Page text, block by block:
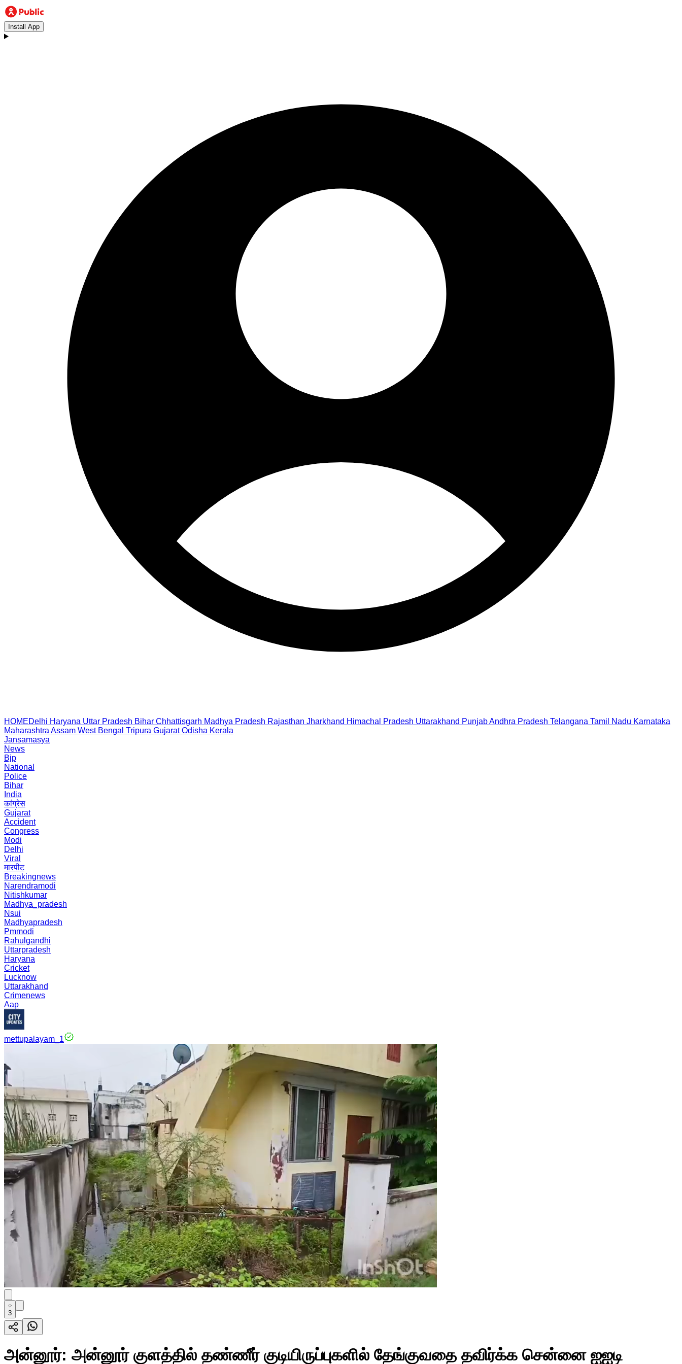
Install App
HOMEDelhi Haryana Uttar Pradesh Bihar Chhattisgarh Madhya Pradesh Rajasthan Jharkhand Himachal Pradesh Uttarakhand PunjabAndhra Pradesh Telangana Tamil Nadu Karnataka
Maharashtra Assam West Bengal Tripura Gujarat Odisha Kerala
Jansamasya
News
Bjp
National
Police
Bihar
India
कांग्रेस
Gujarat
Accident
Congress
Modi
Delhi
Viral
मारपीट
Breakingnews
Narendramodi
Nitishkumar
Madhya_pradesh
Nsui
Madhyapradesh
Pmmodi
Rahulgandhi
Uttarpradesh
Haryana
Cricket
Lucknow
Uttarakhand
Crimenews
Aap
mettupalayam_1
3
அன்னூர்: அன்னூர் குளத்தில் தண்ணீர் குடியிருப்புகளில் தேங்குவதை தவிர்க்க சென்னை ஐஐடி